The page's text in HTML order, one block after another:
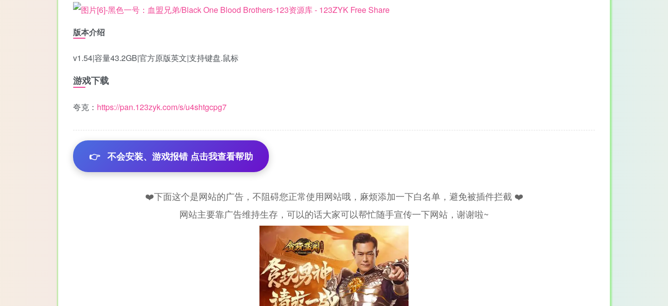
版本介绍
v1.54|容量43.2GB|官方原版英文|支持键盘.鼠标
游戏下载
夸克： https://pan.123zyk.com/s/u4shtgcpg7
👉 不会安装、游戏报错 点击我查看帮助
❤️下面这个是网站的广告，不阻碍您正常使用网站哦，麻烦添加一下白名单，避免被插件拦截 ❤️
网站主要靠广告维持生存，可以的话大家可以帮忙随手宣传一下网站，谢谢啦~